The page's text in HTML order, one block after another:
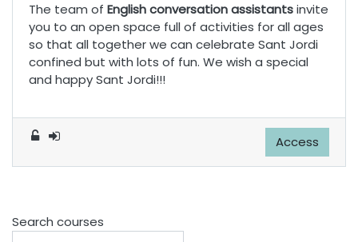
The team of English conversation assistantsinvite
you to an open space full of activities for all ages
so that all together we can celebrate Sant Jordi
confined but with lots of fun. We wish a special
and happy Sant Jordi!!!
Access
Search courses